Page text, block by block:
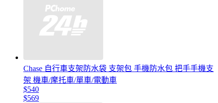
Chase 自行車支架防水袋 支架包 手機防水包 把手手機支
架 機車/摩托車/單車/電動車
$540
$569